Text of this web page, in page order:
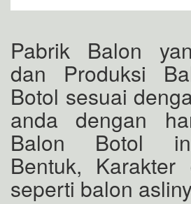
Pabrik Balon
dan Produksi
Botol sesuai
anda dengan
Balon Botol
Bentuk,
seperti balon